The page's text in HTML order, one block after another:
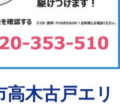
高木古戸エリ